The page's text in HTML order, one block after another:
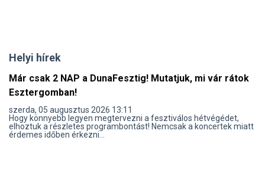
Helyi hírek
Már csak 2 NAP a DunaFesztig! Mutatjuk, mi vár rátok
Esztergomban!
szerda, 05 augusztus 2026 13:11
Hogy könnyebb legyen megtervezni a fesztiválos hétvégédet,
elhoztuk a részletes programbontást! Nemcsak a koncertek miatt
érdemes időben érkezni...